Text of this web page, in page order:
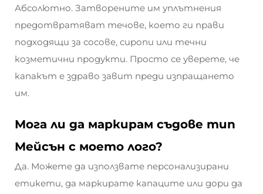
Абсолютно. Затворените им уплътнения
предотвратяват течове, което ги прави
подходящи за сосове, сиропи или течни
козметични продукти. Просто се уверете, че
капакът е здраво завит преди изпращането
им.
Мога ли да маркирам съдове тип
Мейсън с моето лого?
Да. Можете да използвате персонализирани
етикети, да маркирате капаците или дори да